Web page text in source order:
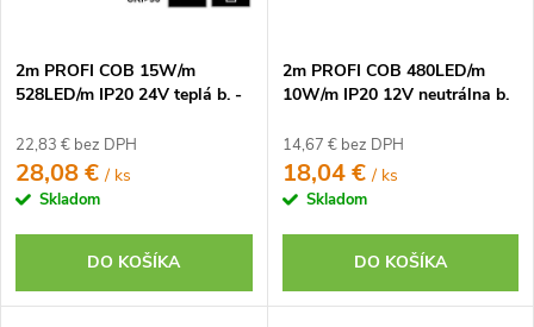
2m PROFI COB 15W/m
528LED/m IP20 24V teplá b. -
22,83 € bez DPH
28,08 €/ ks
Skladom
DO KOŠÍKA
2m PROFI COB 480LED/m
10W/m IP20 12V neutrálna b.
14,67 € bez DPH
18,04 €/ ks
Skladom
DO KOŠÍKA